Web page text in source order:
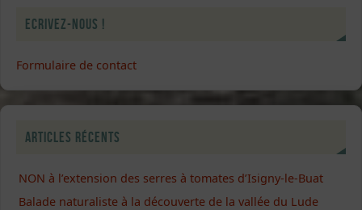
Ecrivez-nous !
Formulaire de contact
Articles récents
NON à l’extension des serres à tomates d’Isigny-le-Buat
Balade naturaliste à la découverte de la vallée du Lude